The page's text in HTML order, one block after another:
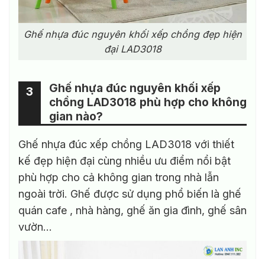
Ghế nhựa đúc nguyên khối xếp chồng đẹp hiện
đại LAD3018
Ghế nhựa đúc nguyên khối xếp
chồng LAD3018 phù hợp cho không
gian nào?
3
Ghế nhựa đúc xếp chồng LAD3018 với thiết
kế đẹp hiện đại cùng nhiều ưu điểm nổi bật
phù hợp cho cả không gian trong nhà lẫn
ngoài trời. Ghế được sử dụng phổ biến là ghế
quán cafe , nhà hàng, ghế ăn gia đình, ghế sân
vườn…